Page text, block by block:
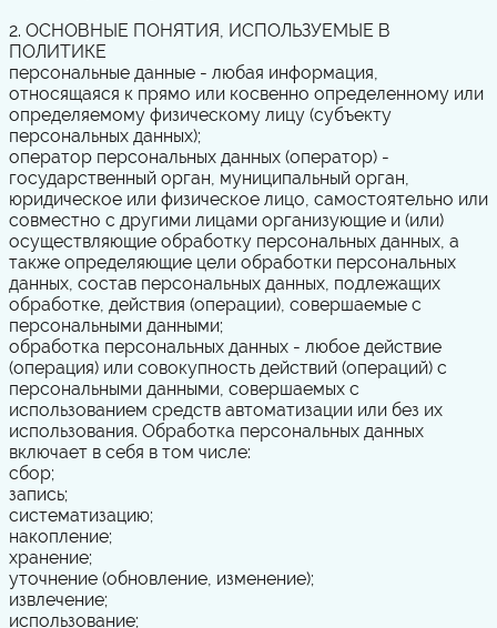
2. ОСНОВНЫЕ ПОНЯТИЯ, ИСПОЛЬЗУЕМЫЕ В
ПОЛИТИКЕ
персональные данные - любая информация,
относящаяся к прямо или косвенно определенному или
определяемому физическому лицу (субъекту
персональных данных);
оператор персональных данных (оператор) -
государственный орган, муниципальный орган,
юридическое или физическое лицо, самостоятельно или
совместно с другими лицами организующие и (или)
осуществляющие обработку персональных данных, а
также определяющие цели обработки персональных
данных, состав персональных данных, подлежащих
обработке, действия (операции), совершаемые с
персональными данными;
обработка персональных данных - любое действие
(операция) или совокупность действий (операций) с
персональными данными, совершаемых с
использованием средств автоматизации или без их
использования. Обработка персональных данных
включает в себя в том числе:
сбор;
запись;
систематизацию;
накопление;
хранение;
уточнение (обновление, изменение);
извлечение;
использование;